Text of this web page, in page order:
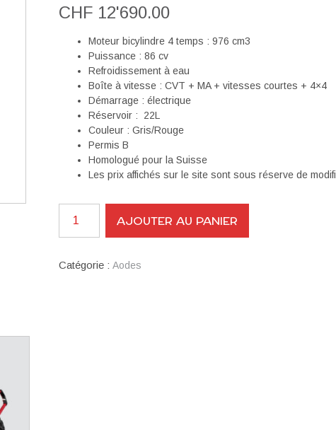
CHF12'690.00
Moteur bicylindre 4 temps : 976 cm3
Puissance : 86 cv
Refroidissement à eau
Boîte à vitesse : CVT + MA + vitesses courtes + 4×4
Démarrage : électrique
Réservoir : 22L
Couleur : Gris/Rouge
Permis B
Homologué pour la Suisse
Les prix affichés sur le site sont sous réserve de
Aodes
1000L
AJOUTER AU PANIER
Catégorie : Aodes